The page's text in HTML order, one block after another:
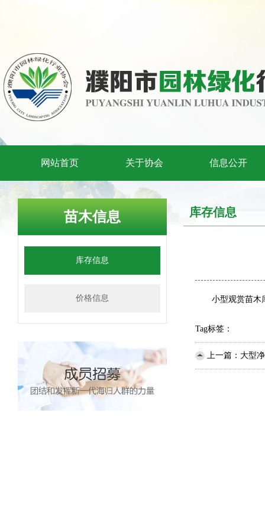
网站首页 关于协会 信息公开
苗木信息
库存信息
价格信息
库存信息
小型观赏苗木库
Tag标签：
上一篇： 大型